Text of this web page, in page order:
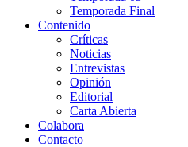
Temporada Final
Contenido
Críticas
Noticias
Entrevistas
Opinión
Editorial
Carta Abierta
Colabora
Contacto